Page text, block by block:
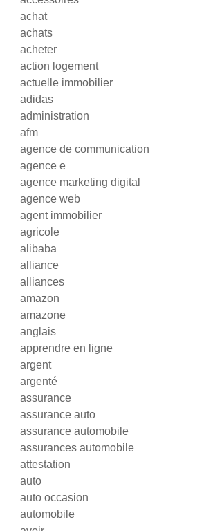
achat
achats
acheter
action logement
actuelle immobilier
adidas
administration
afm
agence de communication
agence e
agence marketing digital
agence web
agent immobilier
agricole
alibaba
alliance
alliances
amazon
amazone
anglais
apprendre en ligne
argent
argenté
assurance
assurance auto
assurance automobile
assurances automobile
attestation
auto
auto occasion
automobile